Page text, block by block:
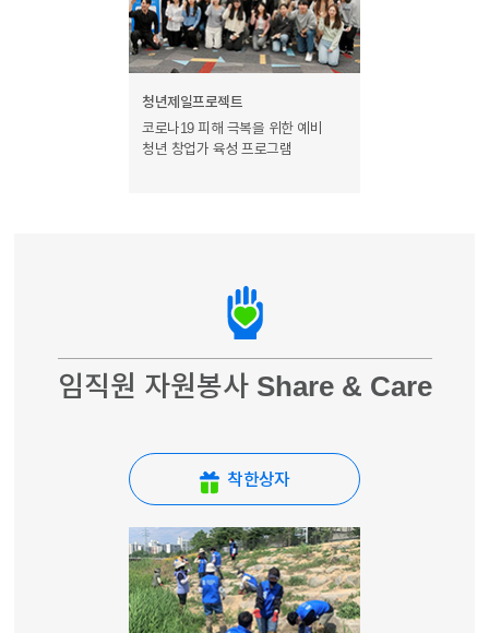
청년제일프로젝트
코로나19 피해 극복을 위한 예비
청년 창업가 육성 프로그램
임직원 자원봉사 Share & Care
착한상자